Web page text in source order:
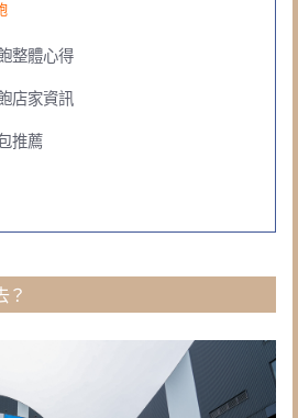
整體心得
店家資訊
推薦
？